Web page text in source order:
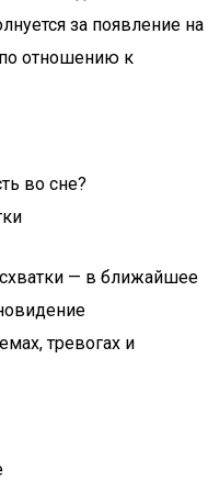
за появление на
по отношению к
во сне?
— в ближайшее
тревогах и